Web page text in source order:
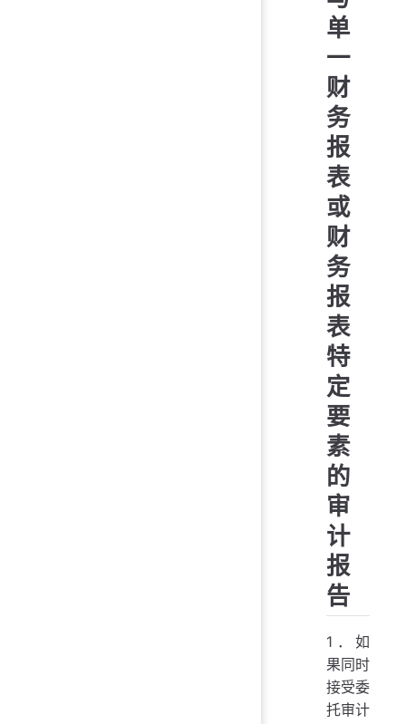
单
一
财
务
报
表
或
财
务
报
表
特
定
要
素
的
审
计
报
告
1．如
果同时
接受委
托审计